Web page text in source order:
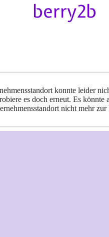
konnte leider
es doch erneut. Es könnte
nicht mehr